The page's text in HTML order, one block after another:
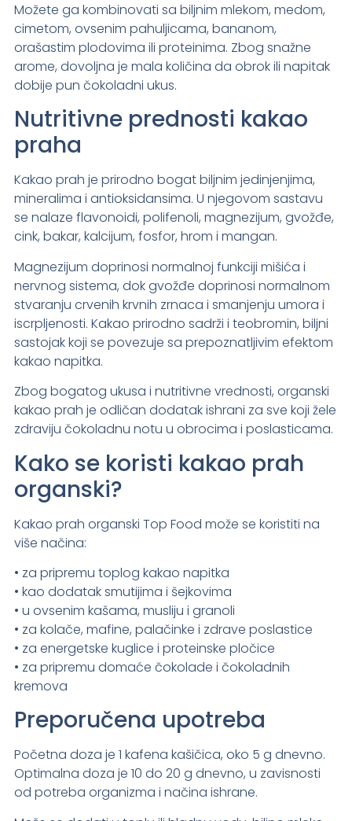
Možete ga kombinovati sa biljnim mlekom, medom,
cimetom, ovsenim pahuljicama, bananom,
orašastim plodovima ili proteinima. Zbog snažne
arome, dovoljna je mala količina da obrok ili napitak
dobije pun čokoladni ukus.
Nutritivne prednosti kakao
praha
Kakao prah je prirodno bogat biljnim jedinjenjima,
mineralima i antioksidansima. U njegovom sastavu
se nalaze flavonoidi, polifenoli, magnezijum, gvožđe,
cink, bakar, kalcijum, fosfor, hrom i mangan.
Magnezijum doprinosi normalnoj funkciji mišića i
nervnog sistema, dok gvožđe doprinosi normalnom
stvaranju crvenih krvnih zrnaca i smanjenju umora i
iscrpljenosti. Kakao prirodno sadrži i teobromin, biljni
sastojak koji se povezuje sa prepoznatljivim efektom
kakao napitka.
Zbog bogatog ukusa i nutritivne vrednosti, organski
kakao prah je odličan dodatak ishrani za sve koji žele
zdraviju čokoladnu notu u obrocima i poslasticama.
Kako se koristi kakao prah
organski?
Kakao prah organski Top Food može se koristiti na
više načina:
• za pripremu toplog kakao napitka
• kao dodatak smutijima i šejkovima
• u ovsenim kašama, musliju i granoli
• za kolače, mafine, palačinke i zdrave poslastice
• za energetske kuglice i proteinske pločice
• za pripremu domaće čokolade i čokoladnih
kremova
Preporučena upotreba
Početna doza je 1 kafena kašičica, oko 5 g dnevno.
Optimalna doza je 10 do 20 g dnevno, u zavisnosti
od potreba organizma i načina ishrane.